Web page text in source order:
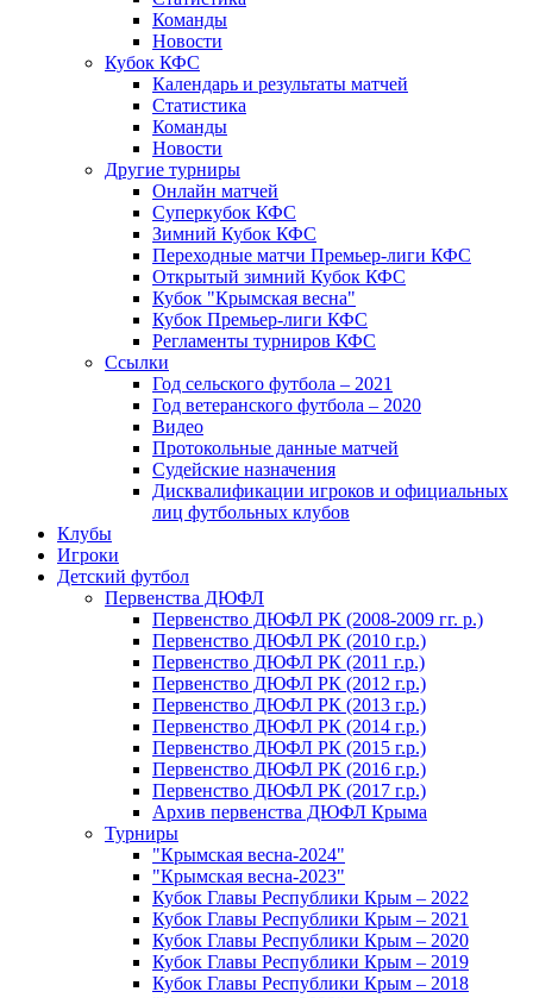
Команды
Новости
Кубок КФС
Календарь и результаты матчей
Статистика
Команды
Новости
Другие турниры
Онлайн матчей
Суперкубок КФС
Зимний Кубок КФС
Переходные матчи Премьер-лиги КФС
Открытый зимний Кубок КФС
Кубок "Крымская весна"
Кубок Премьер-лиги КФС
Регламенты турниров КФС
Ссылки
Год сельского футбола – 2021
Год ветеранского футбола – 2020
Видео
Протокольные данные матчей
Судейские назначения
Дисквалификации игроков и официальных
лиц футбольных клубов
Клубы
Игроки
Детский футбол
Первенства ДЮФЛ
Первенство ДЮФЛ РК (2008-2009 гг. р.)
Первенство ДЮФЛ РК (2010 г.р.)
Первенство ДЮФЛ РК (2011 г.р.)
Первенство ДЮФЛ РК (2012 г.р.)
Первенство ДЮФЛ РК (2013 г.р.)
Первенство ДЮФЛ РК (2014 г.р.)
Первенство ДЮФЛ РК (2015 г.р.)
Первенство ДЮФЛ РК (2016 г.р.)
Первенство ДЮФЛ РК (2017 г.р.)
Архив первенства ДЮФЛ Крыма
Турниры
"Крымская весна-2024"
"Крымская весна-2023"
Кубок Главы Республики Крым – 2022
Кубок Главы Республики Крым – 2021
Кубок Главы Республики Крым – 2020
Кубок Главы Республики Крым – 2019
Кубок Главы Республики Крым – 2018